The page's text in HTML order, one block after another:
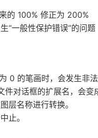
的 100% 修正为 200%
“一般性保护错误”的问题
0 的笔画时，会发生非法
对话框的扩展名，会变
层名称进行转换。
止。